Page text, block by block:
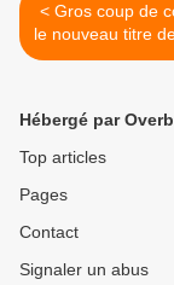
< Gros coup de cœur pour
le nouveau titre
Hébergé par
Top articles
Pages
Contact
Signaler un abus